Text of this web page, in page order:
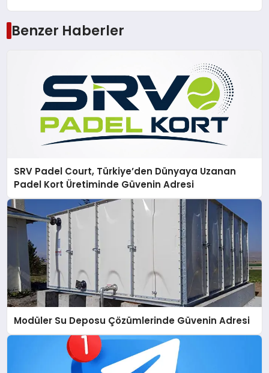
Benzer Haberler
SRV Padel Court, Türkiye’den Dünyaya Uzanan
Padel Kort Üretiminde Güvenin Adresi
Modüler Su Deposu Çözümlerinde Güvenin Adresi